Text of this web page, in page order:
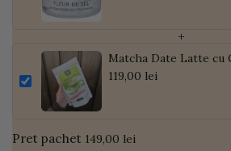
+
Matcha Date Latte cu
Pudră de Curmale și
119,00 lei
Pret pachet 149,00 lei